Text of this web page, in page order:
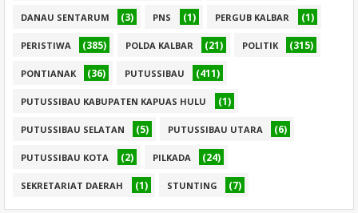
DANAU SENTARUM (3) PNS (1) PERGUB KALBAR (1)
PERISTIWA (385) POLDA KALBAR (21) POLITIK (315)
PONTIANAK (36) PUTUSSIBAU (411)
PUTUSSIBAU KABUPATEN KAPUAS HULU (1)
PUTUSSIBAU SELATAN (5) PUTUSSIBAU UTARA (6)
PUTUSSIBAU KOTA (2) PILKADA (24)
SEKRETARIAT DAERAH (1) STUNTING (7)